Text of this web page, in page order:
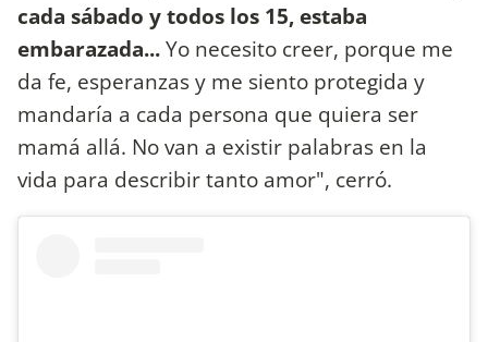
cada sábado y todos los 15, estaba
embarazada...Yo necesito creer, porque me
da fe, esperanzas y me siento protegida y
mandaría a cada persona que quiera ser
mamá allá. No van a existir palabras en la
vida para describir tanto amor", cerró.